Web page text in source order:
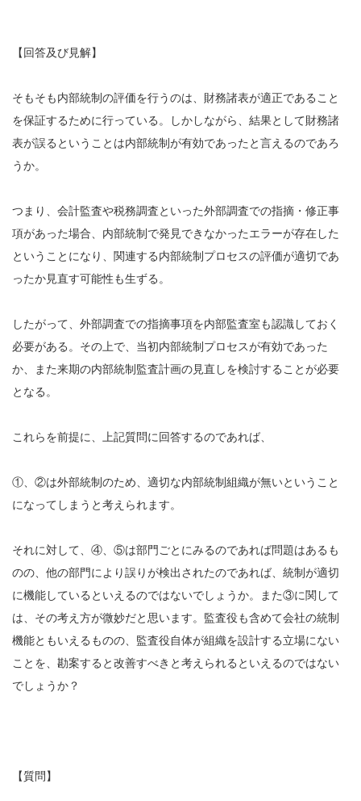
【回答及び見解】
そもそも内部統制の評価を行うのは、財務諸表が適正であること
を保証するために行っている。しかしながら、結果として財務諸
表が誤るということは内部統制が有効であったと言えるのであろ
うか。
つまり、会計監査や税務調査といった外部調査での指摘・修正事
項があった場合、内部統制で発見できなかったエラーが存在した
ということになり、関連する内部統制プロセスの評価が適切であ
ったか見直す可能性も生ずる。
したがって、外部調査での指摘事項を内部監査室も認識しておく
必要がある。その上で、当初内部統制プロセスが有効であった
か、また来期の内部統制監査計画の見直しを検討することが必要
となる。
これらを前提に、上記質問に回答するのであれば、
①、②は外部統制のため、適切な内部統制組織が無いということ
になってしまうと考えられます。
それに対して、④、⑤は部門ごとにみるのであれば問題はあるも
のの、他の部門により誤りが検出されたのであれば、統制が適切
に機能しているといえるのではないでしょうか。また③に関して
は、その考え方が微妙だと思います。監査役も含めて会社の統制
機能ともいえるものの、監査役自体が組織を設計する立場にない
ことを、勘案すると改善すべきと考えられるといえるのではない
でしょうか？
【質問】